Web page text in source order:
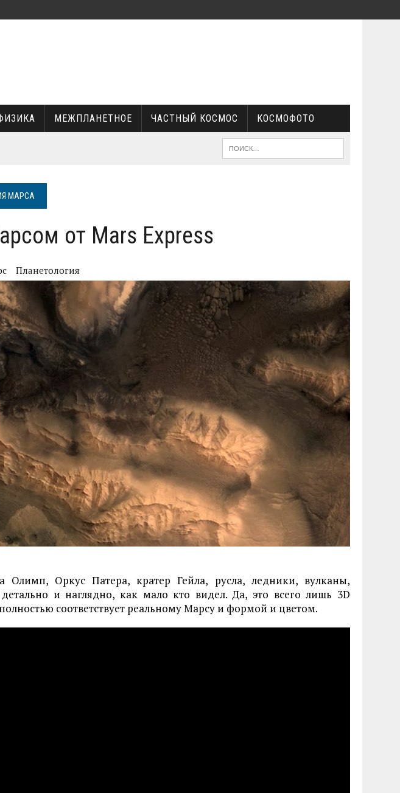
МЕЖПЛАНЕТНОЕ ЧАСТНЫЙ КОСМОС КОСМОФОТО
МАРСА
от Mars Express
Планетология
Олимп, Оркус Патера, кратер Гейла, русла, ледники, вулканы,
и наглядно, как мало кто видел. Да, это всего лишь 3D
соответствует реальному Марсу и формой и цветом.